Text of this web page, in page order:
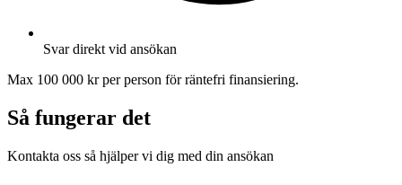
Svar direkt vid ansökan
Max 100 000 kr per person för räntefri finansiering.
Så fungerar det
Kontakta oss så hjälper vi dig med din ansökan